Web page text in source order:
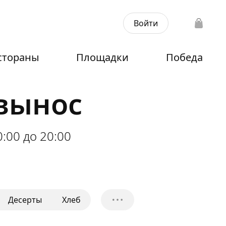
Войти
Площадки Победа
до 20:00
Десерты Хлеб